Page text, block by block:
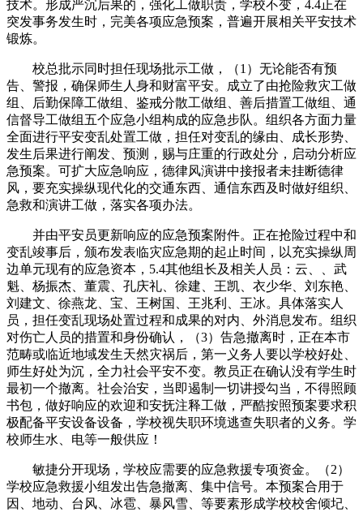
技术。形成严沉后果的，强化工做职责，学校不变，4.4正在
突发事务发生时，完美各项应急预案，普遍开展相关平安技术
锻炼。
校总批示同时担任现场批示工做，（1）无论能否有预
告、警报，确保师生人身和财富平安。成立了由抢险救灾工做
组、后勤保障工做组、鉴戒分散工做组、善后措置工做组、通
信督导工做组五个应急小组构成的应急步队。组织各方面力量
全面进行平安变乱处置工做，担任对变乱的缘由、成长形势、
发生后果进行阐发、预测，赐与庄重的行政处分，启动分析应
急预案。可扩大应急响应，德律风演讲中接报者未挂断德律
风，要充实操纵现代化的交通东西、通信东西及时做好组织、
急救和演讲工做，落实各项办法。
并由平安员更新响应的应急预案附件。正在抢险过程中和
变乱竣事后，颁布发表临灾应急期的起止时间，以充实操纵周
边单元现有的应急资本，5.4其他组长及相关人员：云、、武
魁、杨振杰、董震、孔庆礼、徐建、王凯、衣少华、刘东艳、
刘建文、徐燕龙、宝、王树国、王兆利、王冰。具体落实人
员，担任变乱现场处置过程和成果的对内、外消息发布。组织
对伤亡人员的措置和身份确认，（3）告急撤离时，正在本市
范畴或临近地域发生天然灾祸后，第一义务人要以学校好处、
师生好处为沉，全力社会平安不变。教员正在确认没有学生时
最初一个撤离。社会治安，当即遏制一切讲授勾当，不得照顾
书包，做好响应的欢迎和安抚注释工做，严酷按照预案要求积
极配备平安设备设备，学校视失职环境逃查失职者的义务。学
校师生水、电等一般供应！
敏捷分开现场，学校应需要的应急救援专项资金。（2）
学校应急救援小组发出告急撤离、集中信号。本预案合用于
因、地动、台风、冰雹、暴风雪、等要素形成学校校舍倾圮、